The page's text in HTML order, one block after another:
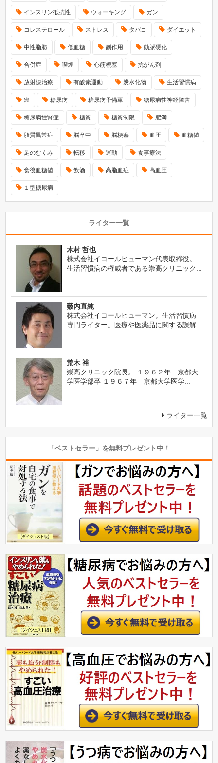
インスリン抵抗性 ウォーキング ガン
コレステロール ストレス タバコ ダイエット
中性脂肪 低血糖 副作用 動脈硬化
合併症 喫煙 心筋梗塞 抗がん剤
放射線治療 有酸素運動 炭水化物 生活習慣病
癌 糖尿病 糖尿病予備軍 糖尿病性神経障害
糖尿病性腎症 糖質 糖質制限 肥満
脂質異常症 脳卒中 脳梗塞 血圧 血糖値
足のむくみ 転移 運動 食事療法
食後血糖値 飲酒 高脂血症 高血圧
１型糖尿病
ライター一覧
木村 哲也
株式会社イコールヒューマン代表取締役。
生活習慣病の権威者である崇高クリニック...
薮内直純
株式会社イコールヒューマン。生活習慣病
専門ライター。医療や医薬品に関する誤解...
荒木 裕
崇高クリニック院長。 １９６２年 京都大
学医学部卒 １９６７年 京都大学医学...
ライター一覧
「ベストセラー」を無料プレゼント中！